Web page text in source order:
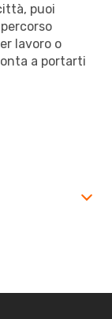
puoi
lavoro o
a portarti